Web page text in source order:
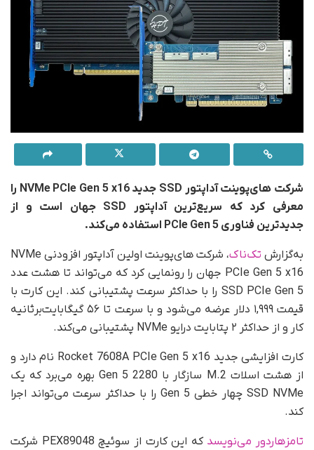
شرکت های‌پوینت آداپتور SSD جدید NVMe PCIe Gen 5 x16 را
معرفی کرد که سریع‌ترین آداپتور SSD جهان است و از
جدیدترین فناوری PCIe Gen 5 استفاده می‌کند.
به‌گزارش تک‌ناک
، شرکت های‌پوینت اولین آداپتور افزودنی NVMe
PCIe Gen 5 x16 جهان را رونمایی کرد که می‌تواند تا هشت عدد
SSD PCIe Gen 5 را با حداکثر سرعت پشتیبانی کند. این کارت با
قیمت ۱,۹۹۹ دلار عرضه می‌شود و با سرعت تا ۵۶ گیگابایت‌بر‌ثانیه
کار و از حداکثر ۲ پتابایت درایو NVMe پشتیبانی می‌کند.
کارت افزایشی جدید Rocket 7608A PCIe Gen 5 x16 نام دارد و
از هشت اسلات M.2 سازگار با Gen 5 2280 بهره می‌برد که یک
SSD NVMe چهار خطی Gen 5 را با حداکثر سرعت می‌تواند اجرا
کند.
تامزهاردور می‌نویسد
که این کارت از سوئیچ PEX89048 شرکت